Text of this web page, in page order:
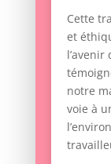
Cette
et
l’avenir
notre
voie à